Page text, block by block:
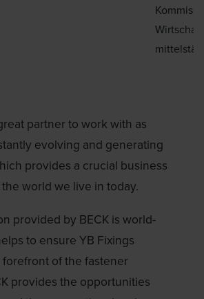
partner to work with as
evolving and generating
provides a crucial business
world we live in today.
provided by BECK is world-
to ensure YB Fixings
of the fastener
provides the opportunities